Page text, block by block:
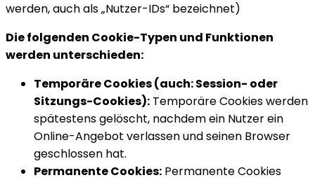
werden, auch als „Nutzer-IDs“ bezeichnet)
Die folgenden Cookie-Typen und Funktionen
werden unterschieden:
Temporäre Cookies (auch: Session- oder
Sitzungs-Cookies): Temporäre Cookies werden
spätestens gelöscht, nachdem ein Nutzer ein
Online-Angebot verlassen und seinen Browser
geschlossen hat.
Permanente Cookies: Permanente Cookies